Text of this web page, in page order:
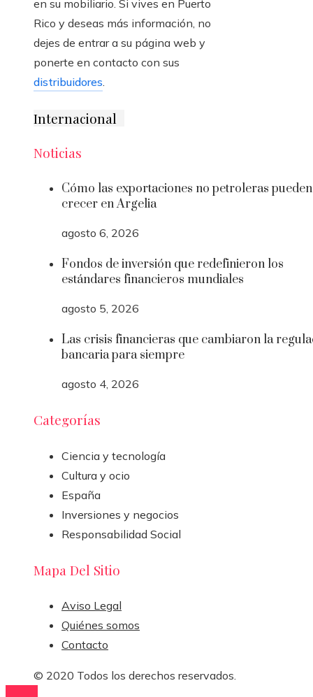
en su mobiliario. Si vives en Puerto
Rico y deseas más información, no
dejes de entrar a su página web y
ponerte en contacto con sus
distribuidores.
Internacional
Noticias
Cómo las exportaciones no petroleras pueden
crecer en Argelia
agosto 6, 2026
Fondos de inversión que redefinieron los
estándares financieros mundiales
agosto 5, 2026
Las crisis financieras que cambiaron la
bancaria para siempre
agosto 4, 2026
Categorías
Ciencia y tecnología
Cultura y ocio
España
Inversiones y negocios
Responsabilidad Social
Mapa Del Sitio
Aviso Legal
Quiénes somos
Contacto
© 2020 Todos los derechos reservados.